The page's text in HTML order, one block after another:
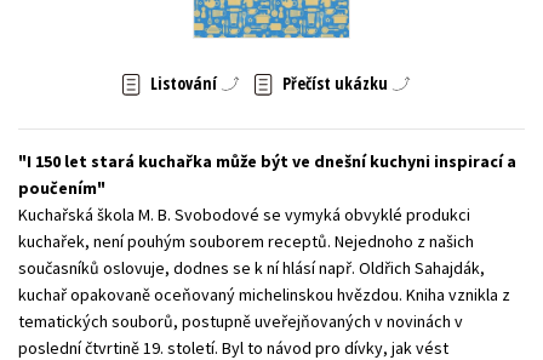
Zahraniční literatura
Všechny tituly
Listování Přečíst ukázku
I 150 let stará kuchařka může být ve dnešní kuchyni inspirací a
poučením
Kuchařská škola M. B. Svobodové se vymyká obvyklé produkci
kuchařek, není pouhým souborem receptů. Nejednoho z našich
současníků oslovuje, dodnes se k ní hlásí např. Oldřich Sahajdák,
kuchař opakovaně oceňovaný michelinskou hvězdou. Kniha vznikla z
tematických souborů, postupně uveřejňovaných v novinách v
poslední čtvrtině 19. století. Byl to návod pro dívky, jak vést